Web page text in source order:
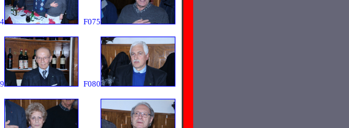
F075
F080